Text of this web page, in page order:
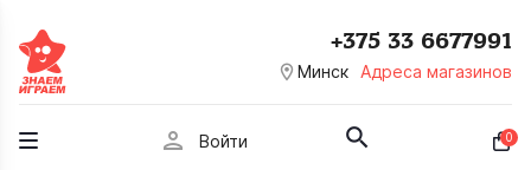
room Минск Адреса магазинов
+375 33 6677991
person Войти 0